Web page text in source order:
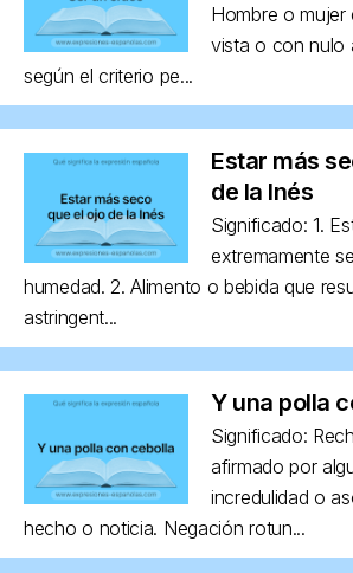
Hombre o mujer
vista o con nulo
según el criterio pe...
Estar más
de la Inés
Significado: 1.
extremamente
humedad. 2. Alimento o bebida que
astringent...
Y una polla
Significado:
afirmado por
incredulidad o
hecho o noticia. Negación rotun...